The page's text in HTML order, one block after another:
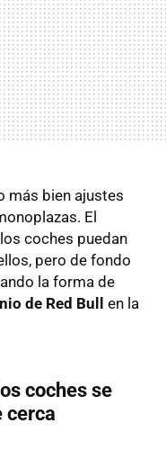
más bien ajustes
El
coches puedan
pero de fondo
la forma de
de Red Bull en la
coches se
cerca